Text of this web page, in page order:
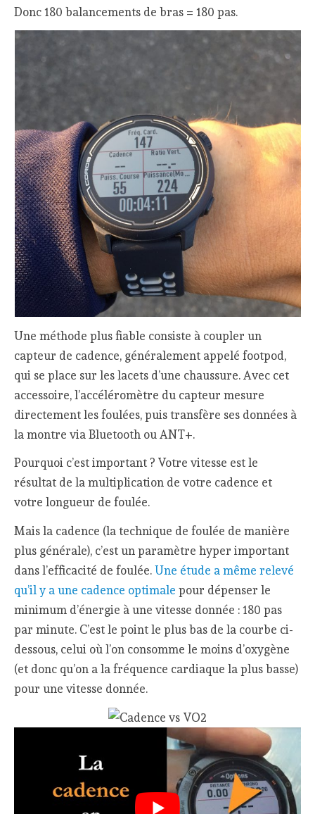
Donc 180 balancements de bras = 180 pas.
Une méthode plus fiable consiste à coupler un
capteur de cadence, généralement appelé footpod,
qui se place sur les lacets d’une chaussure. Avec cet
accessoire, l’accéléromètre du capteur mesure
directement les foulées, puis transfère ses données à
la montre via Bluetooth ou ANT+.
Pourquoi c’est important ? Votre vitesse est le
résultat de la multiplication de votre cadence et
votre longueur de foulée.
Mais la cadence (la technique de foulée de manière
plus générale), c’est un paramètre hyper important
dans l’efficacité de foulée.Une étude a même relevé
qu’il y a une cadence optimale pour dépenser le
minimum d’énergie à une vitesse donnée : 180 pas
par minute. C’est le point le plus bas de la courbe ci-
dessous, celui où l’on consomme le moins d’oxygène
(et donc qu’on a la fréquence cardiaque la plus basse)
pour une vitesse donnée.